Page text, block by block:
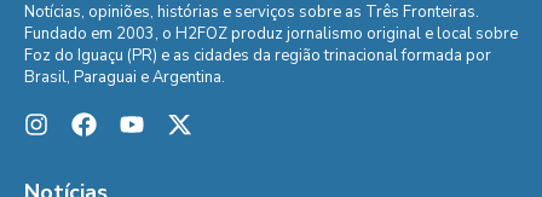
Notícias, opiniões, histórias e serviços sobre as Três Fronteiras.
Fundado em 2003, o H2FOZ produz jornalismo original e local sobre
Foz do Iguaçu (PR) e as cidades da região trinacional formada por
Brasil, Paraguai e Argentina.